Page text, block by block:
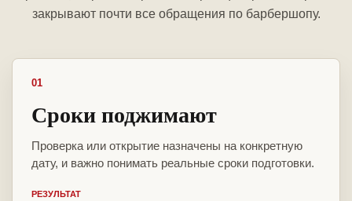
закрывают почти все обращения по барбершопу.
01
Сроки поджимают
Проверка или открытие назначены на конкретную
дату, и важно понимать реальные сроки подготовки.
РЕЗУЛЬТАТ